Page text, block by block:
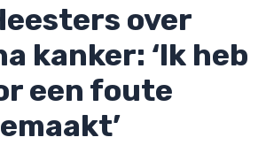
over
kanker: ‘Ik heb
een foute